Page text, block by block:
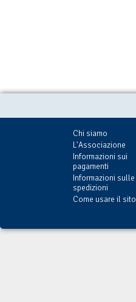
Chi siamo
L'Associazione
Informazioni sui
pagamenti
Informazioni sulle
spedizioni
Come usare il sito